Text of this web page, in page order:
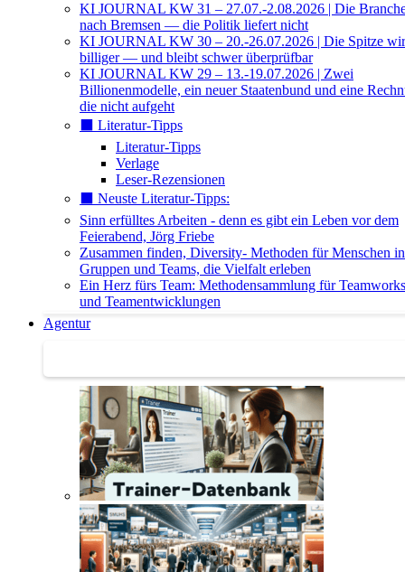
KI JOURNAL KW 31 – 27.07.-2.08.2026 | Die
nach Bremsen — die Politik liefert nicht
KI JOURNAL KW 30 – 20.-26.07.2026 | Die Spitze
billiger — und bleibt schwer überprüfbar
KI JOURNAL KW 29 – 13.-19.07.2026 | Zwei
Billionenmodelle, ein neuer Staatenbund und eine
die nicht aufgeht
⬛️ Literatur-Tipps
Literatur-Tipps
Verlage
Leser-Rezensionen
⬛️ Neuste Literatur-Tipps:
Sinn erfülltes Arbeiten - denn es gibt ein Leben vor dem
Feierabend, Jörg Friebe
Zusammen finden, Diversity- Methoden für Menschen in
Gruppen und Teams, die Vielfalt erleben
Ein Herz fürs Team: Methodensammlung für
und Teamentwicklungen
Agentur